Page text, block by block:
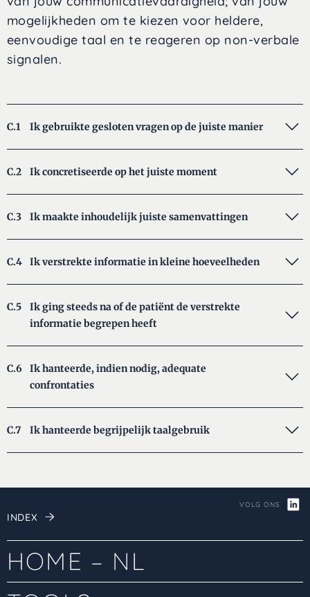
mogelijkheden om te kiezen voor heldere,
eenvoudige taal en te reageren op non-verbale
signalen.
C.1 Ik gebruikte gesloten vragen op de juiste manier
C.2 Ik concretiseerde op het juiste moment
C.3 Ik maakte inhoudelijk juiste samenvattingen
C.4 Ik verstrekte informatie in kleine hoeveelheden
C.5
Ik ging steeds na of de patiënt de verstrekte
informatie begrepen heeft
C.6
Ik hanteerde, indien nodig, adequate
confrontaties
C.7 Ik hanteerde begrijpelijk taalgebruik
VOLG ONS
INDEX
HOME – NL